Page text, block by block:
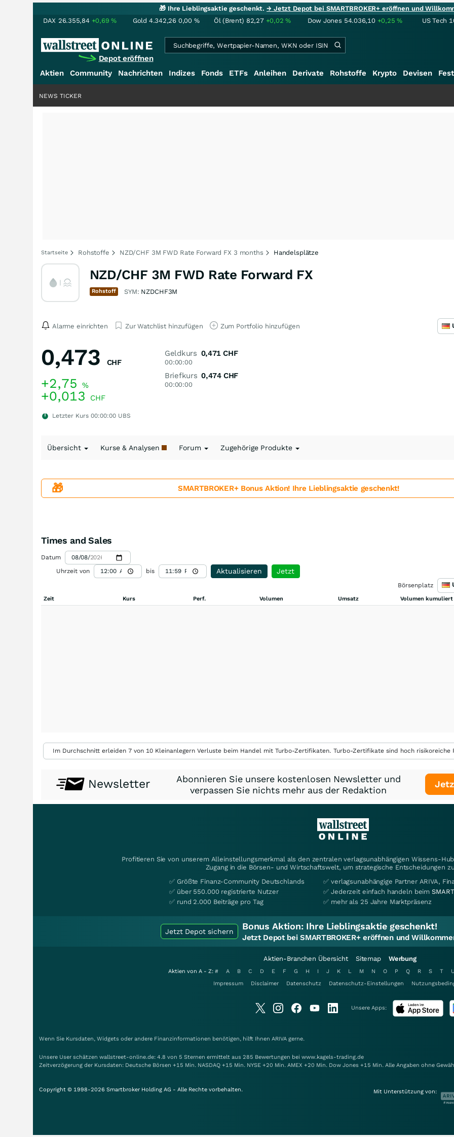
🎁 Ihre Lieblingsaktie geschenkt.→ Jetzt Depot bei SMARTBROKER+ eröffnen und
DAX 26.355,84 +0,69% Gold 4.342,26 0,00 % Öl (Brent) 82,27 +0,02% Dow Jones 54.036,10 +0,25% US Tech
Depot eröffnen
Aktien
Community Nachrichten Indizes Fonds ETFs Anleihen Derivate Rohstoffe Krypto Devisen
NEWS TICKER
Startseite Rohstoffe NZD/CHF 3M FWD Rate Forward FX 3 months Handelsplätze
NZD/CHF 3M FWD Rate Forward FX
Rohstoff SYM: NZDCHF3M
Alarme einrichten Zur Watchlist hinzufügen Zum Portfolio hinzufügen
0,473 CHF
+2,75 %
+0,013 CHF
Letzter Kurs 00:00:00 UBS
Geldkurs
00:00:00
0,471 CHF
Briefkurs
00:00:00
0,474 CHF
Übersicht Kurse & Analysen Forum Zugehörige Produkte
🎁 SMARTBROKER+ Bonus Aktion! Ihre Lieblingsaktie geschenkt!
Times and Sales
Datum
Uhrzeit von
bis Aktualisieren Jetzt
Börsenplatz
Zeit Kurs Perf. Volumen Umsatz Volumen kumuliert
Im Durchschnitt erleiden 7 von 10 Kleinanlegern Verluste beim Handel mit Turbo-Zertifikaten. Turbo-Zertifikate sind hoch
Newsletter
Abonnieren Sie unsere kostenlosen Newsletter und
verpassen Sie nichts mehr aus der Redaktion
Profitieren Sie von unserem Alleinstellungsmerkmal als den zentralen verlagsunabhängigen Wissens-
Zugang in die Börsen- und Wirtschaftswelt, um strategische Entscheidungen
✅ Größte Finanz-Community Deutschlands
✅ über 550.000 registrierte Nutzer
✅ rund 2.000 Beiträge pro Tag
✅ verlagsunabhängige Partner ARIVA,
✅ Jederzeit einfach handeln beim
✅ mehr als 25 Jahre Marktpräsenz
Jetzt Depot sichern Bonus Aktion: Ihre Lieblingsaktie geschenkt!
Jetzt Depot bei SMARTBROKER+ eröffnen und
Aktien-Branchen Übersicht Sitemap Werbung
Aktien von A - Z: # A B C D E F G H I J K L M N O P Q R S T
Impressum
Disclaimer Datenschutz Datenschutz-Einstellungen
Unsere Apps:
Wenn Sie Kursdaten, Widgets oder andere Finanzinformationen benötigen, hilft Ihnen ARIVA gerne.
Unsere User schätzen wallstreet-online.de: 4.8 von 5 Sternen ermittelt aus 285 Bewertungen bei www.kagels-trading.de
Zeitverzögerung der Kursdaten: Deutsche Börsen +15 Min. NASDAQ +15 Min. NYSE +20 Min. AMEX +20 Min. Dow Jones +15 Min. Alle Angaben ohne
Copyright © 1998-2026 Smartbroker Holding AG - Alle Rechte vorbehalten. Mit Unterstützung von: